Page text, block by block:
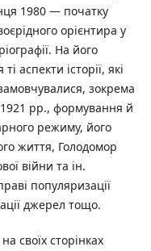
1980 — початку
орієнтира у
На його
аспекти історії, які
зокрема
рр., формування й
режиму, його
життя, Голодомор
війни та ін.
популяризації
джерел тощо.
своїх сторінках